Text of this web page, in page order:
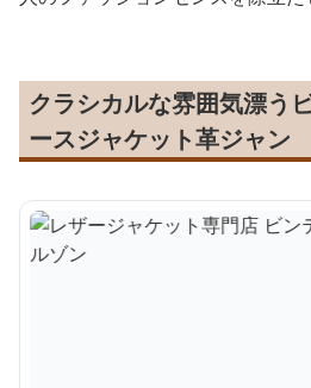
クラシカルな雰囲気漂う
ースジャケット革ジャン